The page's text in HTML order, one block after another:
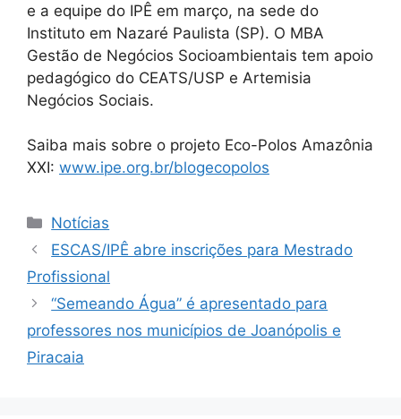
e a equipe do IPÊ em março, na sede do
Instituto em Nazaré Paulista (SP). O MBA
Gestão de Negócios Socioambientais tem apoio
pedagógico do CEATS/USP e Artemisia
Negócios Sociais.
Saiba mais sobre o projeto Eco-Polos Amazônia
XXI: www.ipe.org.br/blogecopolos
Notícias
ESCAS/IPÊ abre inscrições para Mestrado
Profissional
“Semeando Água” é apresentado para
professores nos municípios de Joanópolis e
Piracaia